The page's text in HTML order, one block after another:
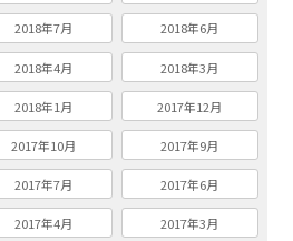
2018年7月 2018年6月
2018年4月 2018年3月
2018年1月 2017年12月
2017年10月 2017年9月
2017年7月 2017年6月
2017年4月 2017年3月